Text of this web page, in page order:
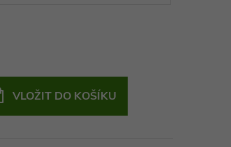
VLOŽIT DO KOŠÍKU